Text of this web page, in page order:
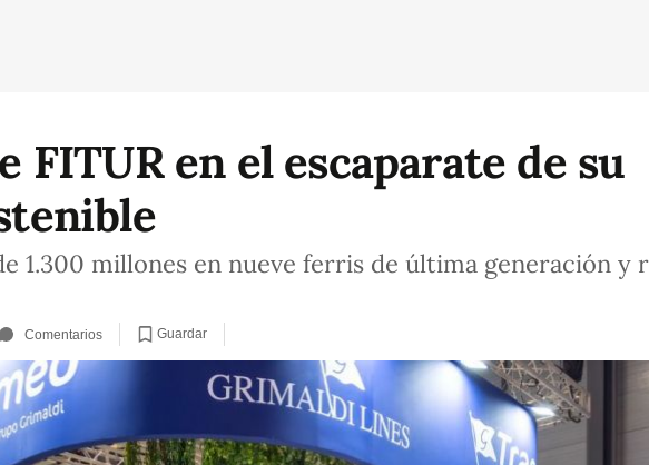
en el escaparate de su
1.300 millones en nueve ferris de última generación y
Comentarios Guardar